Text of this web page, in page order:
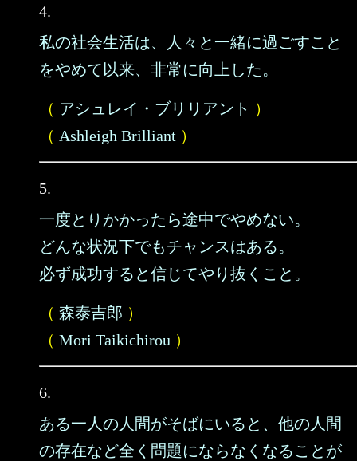
4.
私の社会生活は、人々と一緒に過ごすこと
をやめて以来、非常に向上した。
（ アシュレイ・ブリリアント ）
（ Ashleigh Brilliant ）
5.
一度とりかかったら途中でやめない。
どんな状況下でもチャンスはある。
必ず成功すると信じてやり抜くこと。
（ 森泰吉郎 ）
（ Mori Taikichirou ）
6.
ある一人の人間がそばにいると、他の人間
の存在など全く問題にならなくなることが